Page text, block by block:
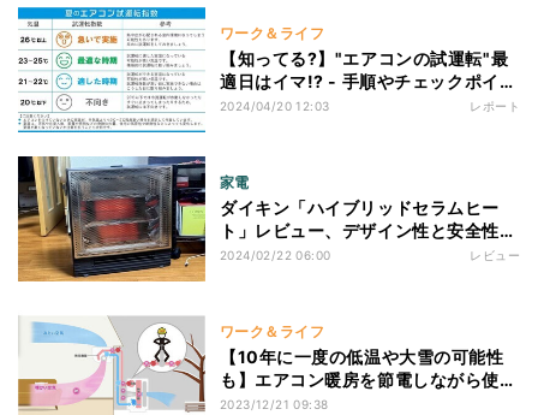
ワーク＆ライフ
【知ってる?】"エアコンの試運転"最
適日はイマ!? - 手順やチェックポイン
トを紹介
2024/04/20 12:03 レポート
家電
ダイキン「ハイブリッドセラムヒー
ト」レビュー、デザイン性と安全性を
重視した賢いピンポイント暖房
2024/02/22 06:00 レビュー
ワーク＆ライフ
【10年に一度の低温や大雪の可能性
も】エアコン暖房を節電しながら使う
方法は? - ダイキンが解説
2023/12/21 09:38